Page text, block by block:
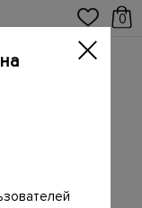
0
и мерцающей